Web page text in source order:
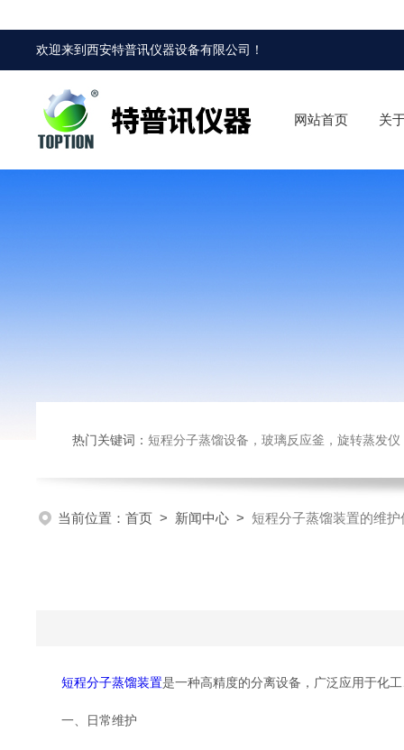
欢迎来到西安特普讯仪器设备有限公司 ！
网站首页 关
热门关键词： 短程分子蒸馏设备，玻璃反应釜，旋转蒸发
当前位置： 首页 > 新闻中心 > 短程分子蒸馏装置的维护
短程分子蒸馏装置是一种高精度的分离设备，广泛应用于化
一、日常维护